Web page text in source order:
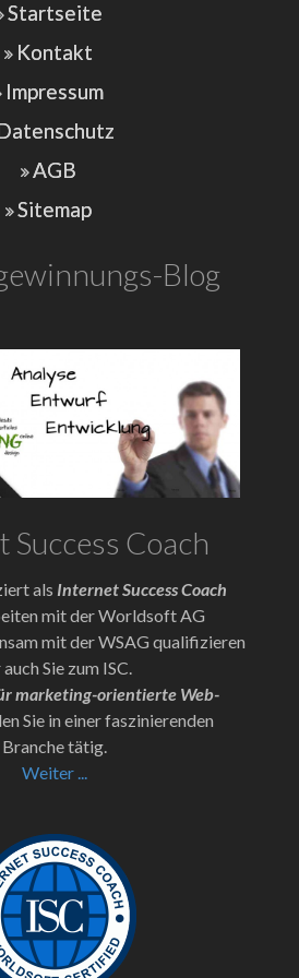
Startseite
Kontakt
Impressum
AGB
Sitemap
Blog
Coach
als Internet Success Coach
mit der Worldsoft AG
mit der WSAG qualifizieren
Sie zum ISC.
marketing-orientierte Web-
Sie in einer faszinierenden
Branche tätig.
Weiter ...